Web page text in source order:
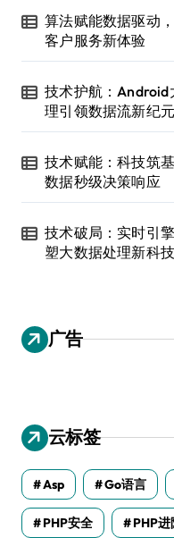
算法赋能数据驱动
客户服务新体验
技术护航：Android
理引领数据流新纪元
技术赋能：科技筑
数据秒级决策响应
技术破局：实时引
塑大数据处理新科技
广告
云标签
Asp Go语言
PHP安全 PHP进